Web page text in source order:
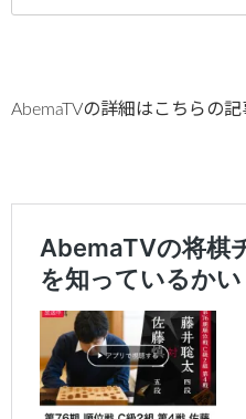
AbemaTVの詳細はこちらの記